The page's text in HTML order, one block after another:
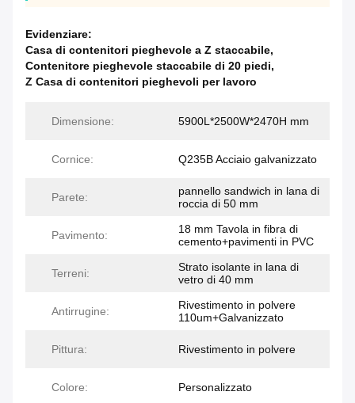
Evidenziare:
Casa di contenitori pieghevole a Z staccabile,
Contenitore pieghevole staccabile di 20 piedi,
Z Casa di contenitori pieghevoli per lavoro
Dimensione: 5900L*2500W*2470H mm
Cornice: Q235B Acciaio galvanizzato
Parete:
pannello sandwich in lana di
roccia di 50 mm
Pavimento:
18 mm Tavola in fibra di
cemento+pavimenti in PVC
Terreni:
Strato isolante in lana di
vetro di 40 mm
Antirrugine:
Rivestimento in polvere
110um+Galvanizzato
Pittura: Rivestimento in polvere
Colore: Personalizzato